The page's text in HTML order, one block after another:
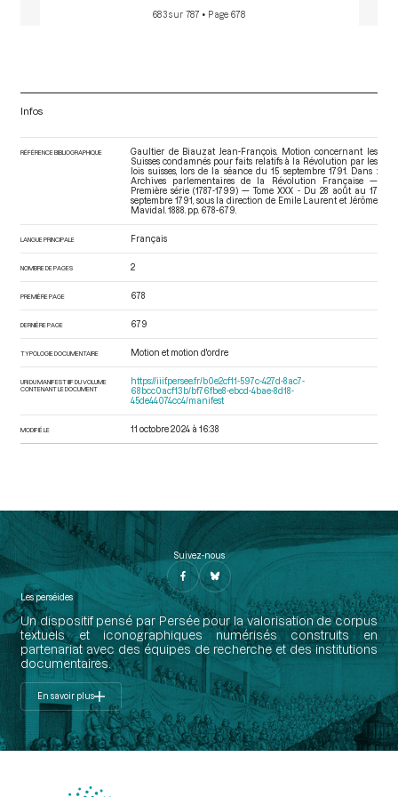
683 sur 787 • Page 678
Infos
RÉFÉRENCE BIBLIOGRAPHIQUE
Gaultier de Biauzat Jean-François. Motion concernant les
Suisses condamnés pour faits relatifs à la Révolution par les
lois suisses, lors de la séance du 15 septembre 1791. Dans :
Archives parlementaires de la Révolution Française —
Première série (1787-1799) — Tome XXX - Du 28 août au 17
septembre 1791 , sous la direction de Emile Laurent et Jérôme
Mavidal. 1888. pp. 678-679.
LANGUE PRINCIPALE Français
NOMBRE DE PAGES 2
PREMIÈRE PAGE 678
DERNIÈRE PAGE 679
TYPOLOGIE DOCUMENTAIRE Motion et motion d'ordre
URI DU MANIFEST IIIF DU VOLUME
CONTENANT LE DOCUMENT
https://iiif.persee.fr/b0e2cf11-597c-427d-8ac7-
68bcc0acf13b/bf76fbe8-ebcd-4bae-8d18-
45de44074cc4/manifest
MODIFIÉ LE 11 octobre 2024 à 16:38
Suivez-nous
Les perséides
Un dispositif pensé par Persée pour la valorisation de corpus
textuels et iconographiques numérisés construits en
partenariat avec des équipes de recherche et des institutions
documentaires.
En savoir plus